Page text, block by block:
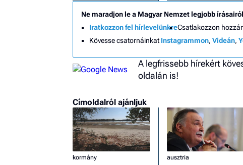
Ne maradjon le a Magyar Nemzet legjobb
Iratkozzon fel hírlevelünkreCsatlakozzon
Kövesse csatornáinkat Instagrammon, Videán,
A legfrissebb hírekért
oldalán is!
Címoldalról ajánljuk
kormány ausztria